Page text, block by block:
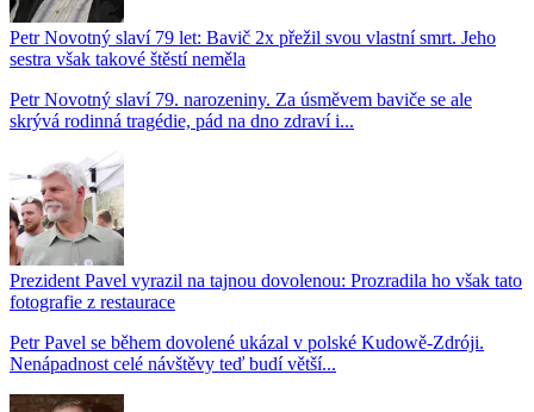
Petr Novotný slaví 79 let: Bavič 2x přežil svou vlastní smrt. Jeho
sestra však takové štěstí neměla
Petr Novotný slaví 79. narozeniny. Za úsměvem baviče se ale
skrývá rodinná tragédie, pád na dno zdraví i...
Prezident Pavel vyrazil na tajnou dovolenou: Prozradila ho však tato
fotografie z restaurace
Petr Pavel se během dovolené ukázal v polské Kudowě-Zdróji.
Nenápadnost celé návštěvy teď budí větší...